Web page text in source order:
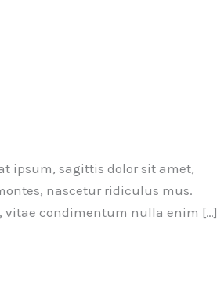
ipsum, sagittis dolor sit amet,
nascetur ridiculus mus.
condimentum nulla enim […]